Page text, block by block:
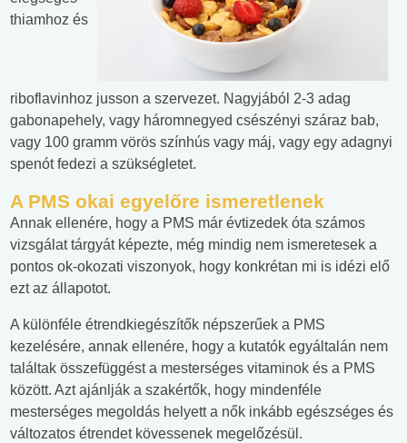
thiamhoz és
riboflavinhoz jusson a szervezet. Nagyjából 2-3 adag
gabonapehely, vagy háromnegyed csészényi száraz bab,
vagy 100 gramm vörös színhús vagy máj, vagy egy adagnyi
spenót fedezi a szükségletet.
A PMS okai egyelőre ismeretlenek
Annak ellenére, hogy a PMS már évtizedek óta számos
vizsgálat tárgyát képezte, még mindig nem ismeretesek a
pontos ok-okozati viszonyok, hogy konkrétan mi is idézi elő
ezt az állapotot.
A különféle étrendkiegészítők népszerűek a PMS
kezelésére, annak ellenére, hogy a kutatók egyáltalán nem
találtak összefüggést a mesterséges vitaminok és a PMS
között. Azt ajánlják a szakértők, hogy mindenféle
mesterséges megoldás helyett a nők inkább egészséges és
változatos étrendet kövessenek megelőzésül.